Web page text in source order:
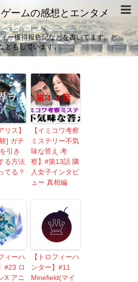
ームの感想とエンタメ
ー獲得報告記などを書いてます。と
どもしています。
リス】
] ガチ
引き
る方法
てる？
【イミコワ考察
ミステリー不気
味な答え 考
察】#第13話 隣
人女子インタビ
ュー 真相編
ィーハ
#23 ロ
X アニ
【トロフィーハ
ンター】#11
Minefield(マイ